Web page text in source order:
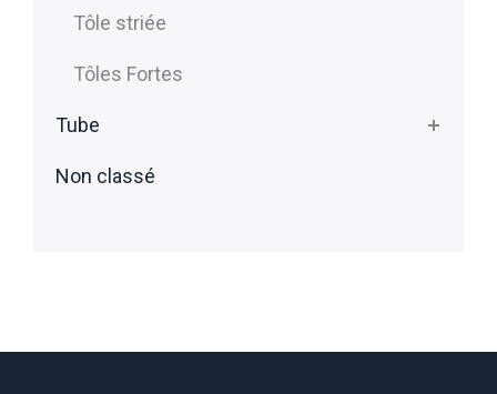
Tôle striée
Tôles Fortes
Tube
Non classé